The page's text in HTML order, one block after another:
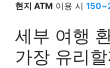
현지 ATM 이용 시
세부 여행
가장 유리